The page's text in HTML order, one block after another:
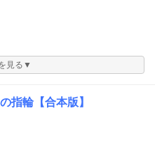
見る▼
指輪【合本版】